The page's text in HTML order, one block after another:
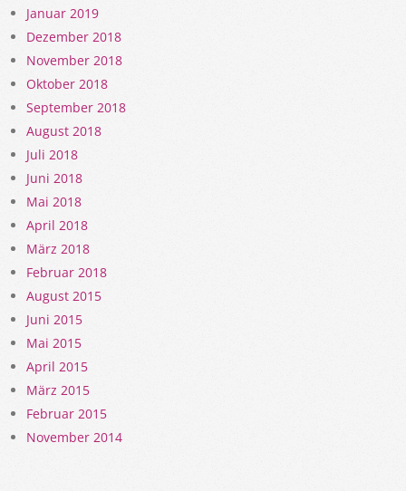
Januar 2019
Dezember 2018
November 2018
Oktober 2018
September 2018
August 2018
Juli 2018
Juni 2018
Mai 2018
April 2018
März 2018
Februar 2018
August 2015
Juni 2015
Mai 2015
April 2015
März 2015
Februar 2015
November 2014